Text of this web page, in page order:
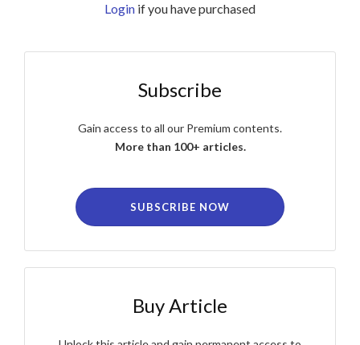
Login if you have purchased
Subscribe
Gain access to all our Premium contents.
More than 100+ articles.
SUBSCRIBE NOW
Buy Article